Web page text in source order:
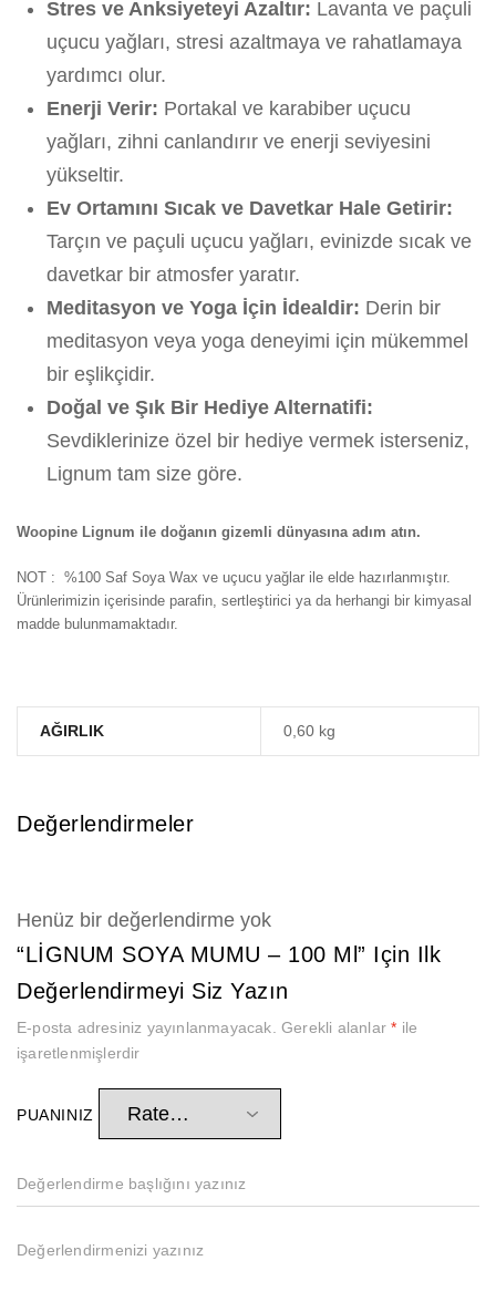
Stres ve Anksiyeteyi Azaltır: Lavanta ve paçuli
uçucu yağları, stresi azaltmaya ve rahatlamaya
yardımcı olur.
Enerji Verir: Portakal ve karabiber uçucu
yağları, zihni canlandırır ve enerji seviyesini
yükseltir.
Ev Ortamını Sıcak ve Davetkar Hale Getirir:
Tarçın ve paçuli uçucu yağları, evinizde sıcak ve
davetkar bir atmosfer yaratır.
Meditasyon ve Yoga İçin İdealdir: Derin bir
meditasyon veya yoga deneyimi için mükemmel
bir eşlikçidir.
Doğal ve Şık Bir Hediye Alternatifi:
Sevdiklerinize özel bir hediye vermek isterseniz,
Lignum tam size göre.
Woopine Lignum ile doğanın gizemli dünyasına adım atın.
NOT : %100 Saf Soya Wax ve uçucu yağlar ile elde hazırlanmıştır.
Ürünlerimizin içerisinde parafin, sertleştirici ya da herhangi bir kimyasal
madde bulunmamaktadır.
AĞIRLIK 0,60 kg
Değerlendirmeler
Henüz bir değerlendirme yok
“LİGNUM SOYA MUMU – 100 Ml” Için Ilk
Değerlendirmeyi Siz Yazın
E-posta adresiniz yayınlanmayacak. Gerekli alanlar* ile
işaretlenmişlerdir
PUANINIZ